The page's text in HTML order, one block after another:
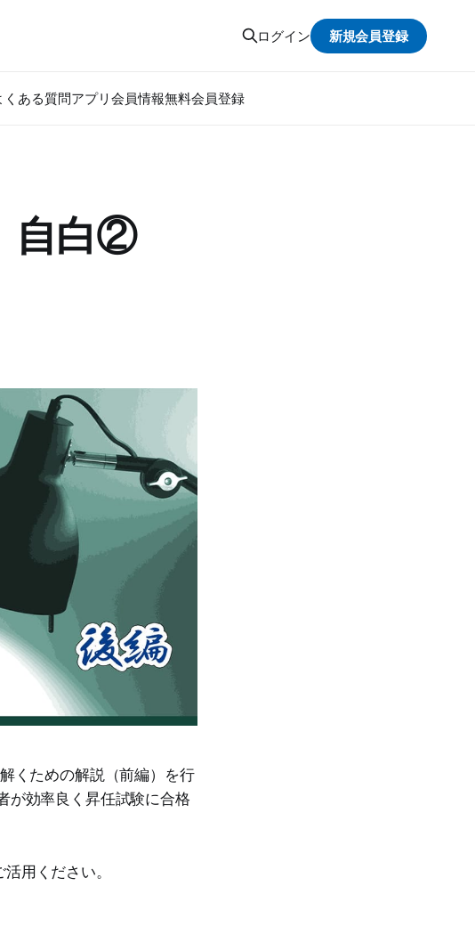
くある質問アプリ会員情報無料会員登録
ログイン 新規会員登録
自白②
くための解説（前編）を行
が効率良く昇任試験に合格
用ください。